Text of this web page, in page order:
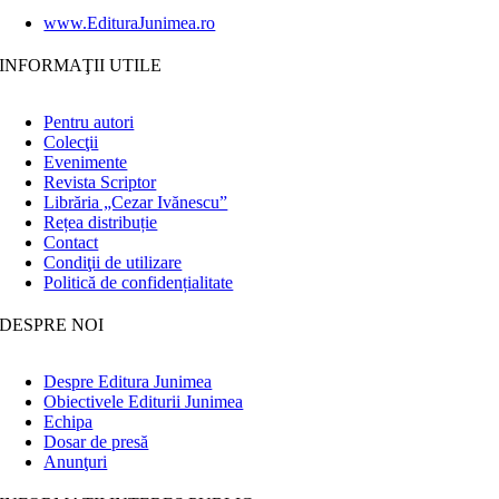
www.EdituraJunimea.ro
INFORMAŢII UTILE
Pentru autori
Colecţii
Evenimente
Revista Scriptor
Librăria „Cezar Ivănescu”
Rețea distribuție
Contact
Condiţii de utilizare
Politică de confidențialitate
DESPRE NOI
Despre Editura Junimea
Obiectivele Editurii Junimea
Echipa
Dosar de presă
Anunţuri